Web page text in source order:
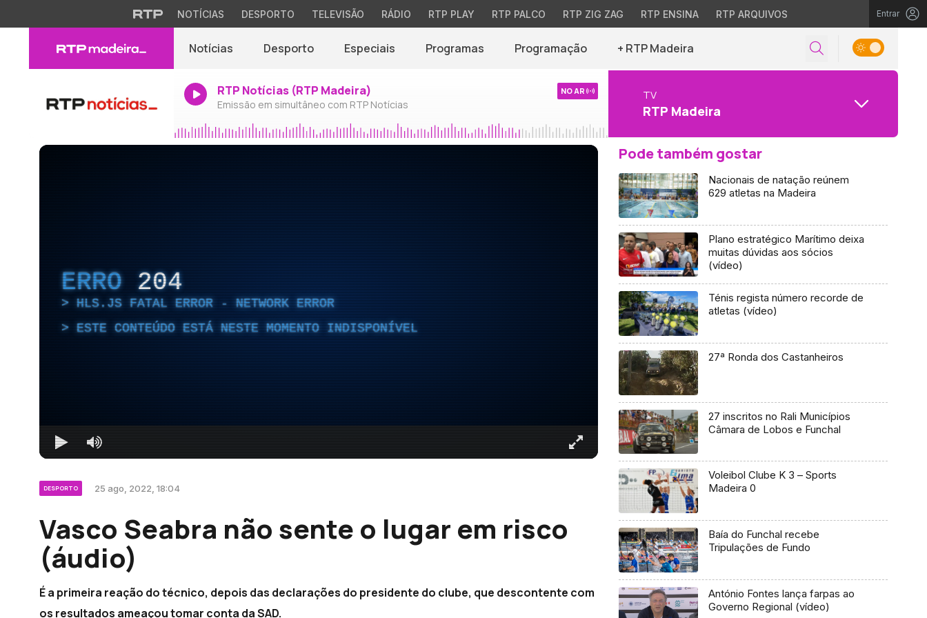
NOTÍCIAS DESPORTO TELEVISÃO RÁDIO RTP PLAY RTP PALCO RTP ZIG ZAG RTP ENSINA RTP ARQUIVOS Entrar
Notícias Desporto Especiais Programas Programação + RTP Madeira
RTP Notícias (RTP Madeira)
Emissão em simultâneo com RTP Notícias
NO AR TV
RTP Madeira
ERRO 204
HLS.JS FATAL ERROR - NETWORK ERROR
ESTE CONTEÚDO ESTÁ NESTE MOMENTO INDISPONÍVEL
DESPORTO 25 ago, 2022, 18:04
Vasco Seabra não sente o lugar em risco
(áudio)
É a primeira reação do técnico, depois das declarações do presidente do clube, que descontente com
os resultados ameaçou tomar conta da SAD.
Pode também gostar
Nacionais de natação reúnem
629 atletas na Madeira
Plano estratégico Marítimo deixa
muitas dúvidas aos sócios
(vídeo)
Ténis regista número recorde de
atletas (vídeo)
27ª Ronda dos Castanheiros
27 inscritos no Rali Municípios
Câmara de Lobos e Funchal
Voleibol Clube K 3 – Sports
Madeira 0
Baía do Funchal recebe
Tripulações de Fundo
António Fontes lança farpas ao
Governo Regional (vídeo)